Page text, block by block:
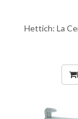
Hettich: La